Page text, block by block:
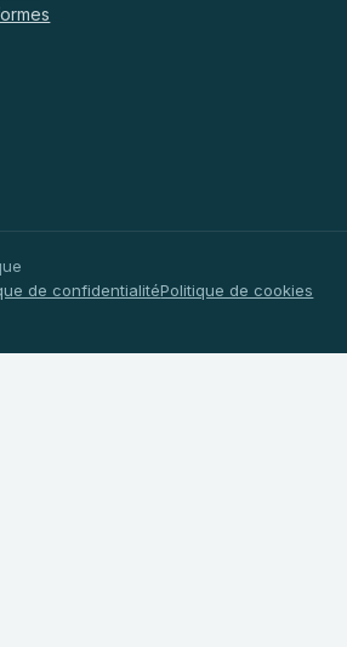
de confidentialitéPolitique de cookies